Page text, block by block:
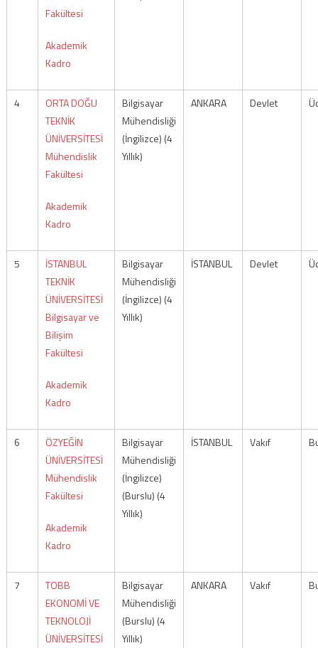
Fakültesi
Akademik
Kadro
4
ORTA DOĞU
TEKNİK
ÜNİVERSİTESİ
Mühendislik
Fakültesi
Akademik
Kadro
Bilgisayar
Mühendisliği
(İngilizce) (4
Yıllık)
ANKARA Devlet
5
İSTANBUL
TEKNİK
ÜNİVERSİTESİ
Bilgisayar ve
Bilişim
Fakültesi
Akademik
Kadro
Bilgisayar
Mühendisliği
(İngilizce) (4
Yıllık)
İSTANBUL Devlet
6
ÖZYEĞİN
ÜNİVERSİTESİ
Mühendislik
Fakültesi
Akademik
Kadro
Bilgisayar
Mühendisliği
(İngilizce)
(Burslu) (4
Yıllık)
İSTANBUL Vakıf
7
TOBB
EKONOMİ VE
TEKNOLOJİ
ÜNİVERSİTESİ
Bilgisayar
Mühendisliği
(Burslu) (4
Yıllık)
ANKARA Vakıf